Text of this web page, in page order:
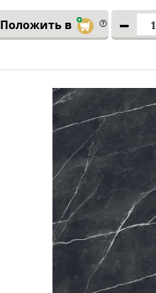
Положить в